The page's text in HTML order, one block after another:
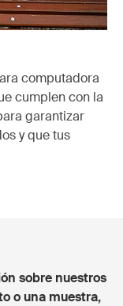
computadora
cumplen con la
garantizar
y que tus
sobre nuestros
o una muestra,